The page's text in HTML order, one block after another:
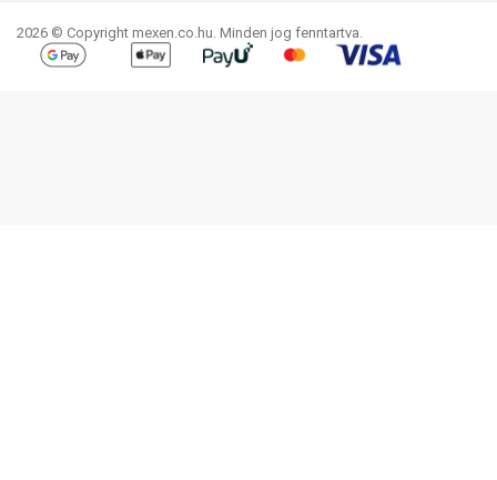
2026 © Copyright mexen.co.hu. Minden jog fenntartva.